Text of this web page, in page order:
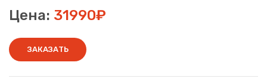
Цена: 31990₽
ЗАКАЗАТЬ